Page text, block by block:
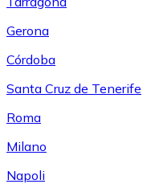
Gerona
Córdoba
Santa Cruz de Tenerife
Roma
Milano
Napoli